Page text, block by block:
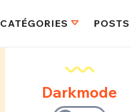
CATÉGORIES POSTS
Darkmode